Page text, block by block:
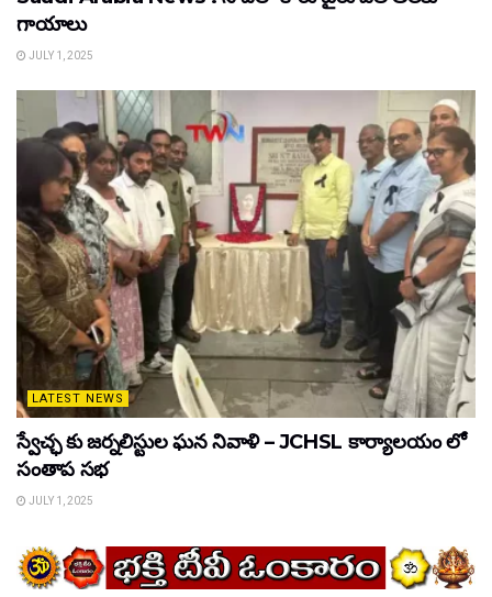
గాయాలు
JULY 1, 2025
LATEST NEWS
స్వేచ్ఛ కు జర్నలిస్టుల ఘన నివాళి – JCHSL కార్యాలయం లో
సంతాప సభ
JULY 1, 2025